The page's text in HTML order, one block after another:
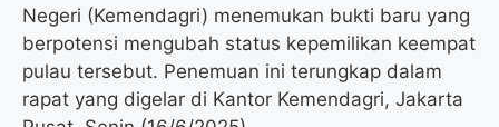
Negeri (Kemendagri) menemukan bukti baru yang
berpotensi mengubah status kepemilikan keempat
pulau tersebut. Penemuan ini terungkap dalam
rapat yang digelar di Kantor Kemendagri, Jakarta